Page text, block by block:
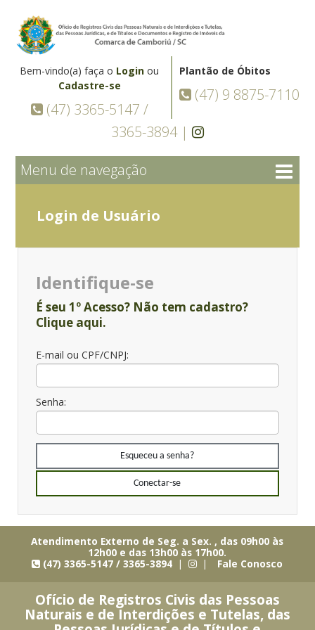
Plantão de Óbitos
(47) 9 8875-7110
Bem-vindo(a) faça o Login ou
Cadastre-se
(47) 3365-5147 /
3365-3894 |
Menu de navegação
Login de Usuário
Identifique-se
É seu 1º Acesso? Não tem cadastro?
Clique aqui.
E-mail ou CPF/CNPJ:
Senha:
Esqueceu a senha?
Conectar-se
Atendimento Externo de Seg. a Sex. , das 09h00 às
12h00 e das 13h00 às 17h00.
(47) 3365-5147 / 3365-3894 |
| Fale Conosco
Ofício de Registros Civis das Pessoas
Naturais e de Interdições e Tutelas, das